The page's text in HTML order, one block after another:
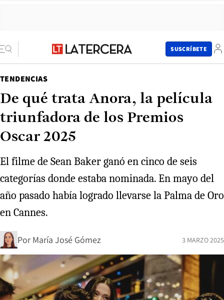
SUSCRÍBETE
TENDENCIAS
De qué trata Anora, la película
triunfadora de los Premios
Oscar 2025
El filme de Sean Baker ganó en cinco de seis
categorías donde estaba nominada. En mayo del
año pasado había logrado llevarse la Palma de Oro
en Cannes.
Por María José Gómez 3 MARZO 2025